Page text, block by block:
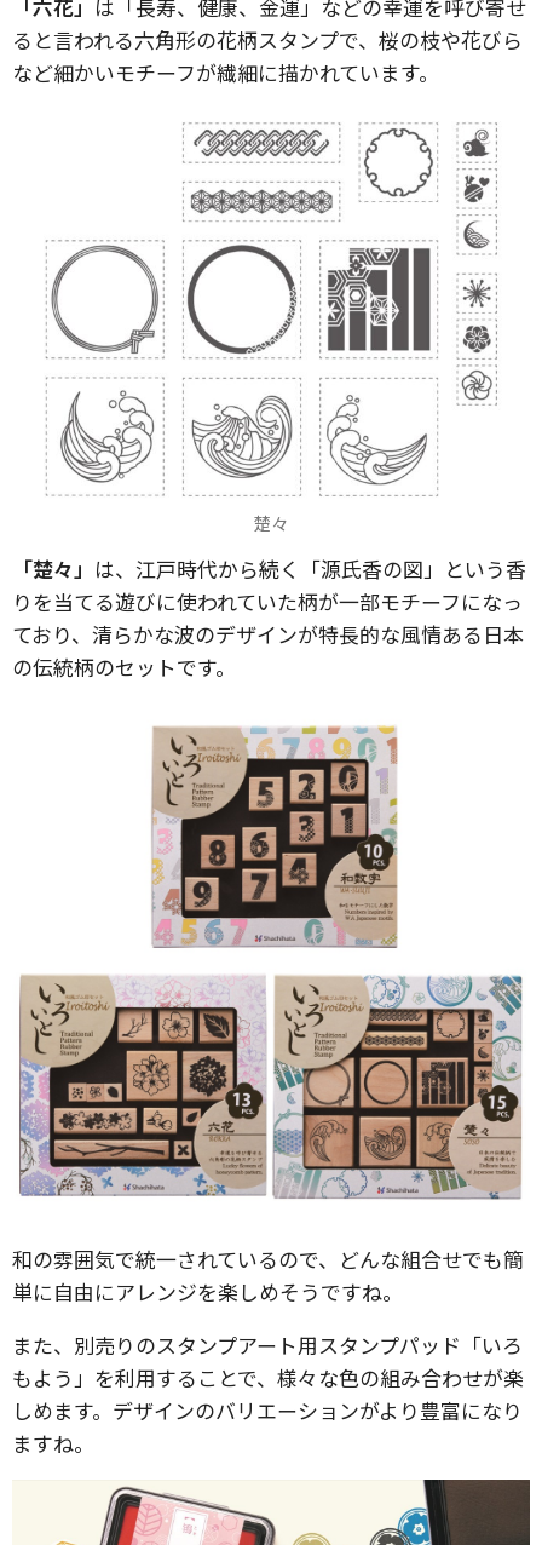
「六花」 は「長寿、健康、金運」などの幸運を呼び寄せ
ると言われる六角形の花柄スタンプで、桜の枝や花びら
など細かいモチーフが繊細に描かれています。
楚々
「楚々」 は、江戸時代から続く「源氏香の図」という香
りを当てる遊びに使われていた柄が一部モチーフになっ
ており、清らかな波のデザインが特長的な風情ある日本
の伝統柄のセットです。
和の雰囲気で統一されているので、どんな組合せでも簡
単に自由にアレンジを楽しめそうですね。
また、別売りのスタンプアート用スタンプパッド「いろ
もよう」を利用することで、様々な色の組み合わせが楽
しめます。デザインのバリエーションがより豊富になり
ますね。